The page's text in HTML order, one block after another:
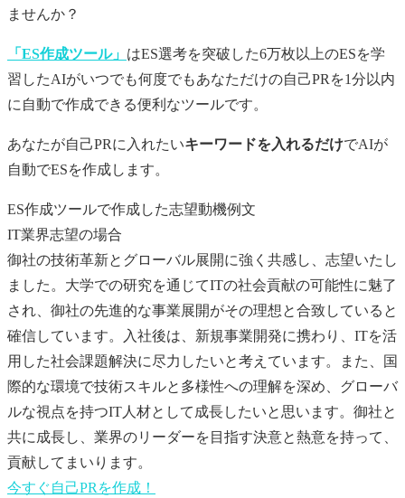
ませんか？
「ES作成ツール」 はES選考を突破した6万枚以上のESを学
習したAIがいつでも何度でもあなただけの自己PR を1分以内
に自動で作成できる便利なツールです。
あなたが自己PRに入れたいキーワードを入れるだけでAIが
自動でESを作成します。
ES作成ツールで作成した志望動機例文
IT業界志望の場合
御社の技術革新とグローバル展開に強く共感し、志望いたし
ました。大学での研究を通じてITの社会貢献の可能性に魅了
され、御社の先進的な事業展開がその理想と合致していると
確信しています。入社後は、新規事業開発に携わり、ITを活
用した社会課題解決に尽力したいと考えています。また、国
際的な環境で技術スキルと多様性への理解を深め、グローバ
ルな視点を持つIT人材として成長したいと思います。御社と
共に成長し、業界のリーダーを目指す決意と熱意を持って、
貢献してまいります。
今すぐ自己PR を作成！